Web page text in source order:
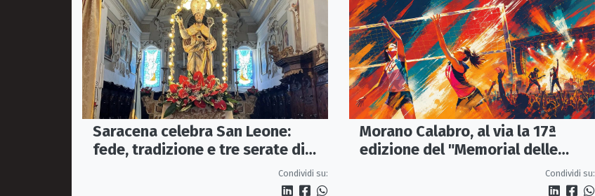
Saracena celebra San Leone:
fede, tradizione e tre serate di
Condividi su:
Morano Calabro, al via la 17ª
edizione del "Memorial delle
Condividi su: